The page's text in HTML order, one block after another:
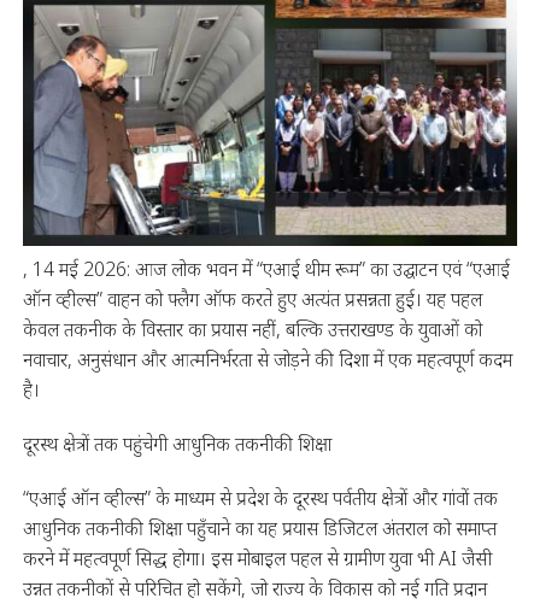
, 14 मई 2026: आज लोक भवन में “एआई थीम रूम” का उद्घाटन एवं “एआई
ऑन व्हील्स” वाहन को फ्लैग ऑफ करते हुए अत्यंत प्रसन्नता हुई। यह पहल
केवल तकनीक के विस्तार का प्रयास नहीं, बल्कि उत्तराखण्ड के युवाओं को
नवाचार, अनुसंधान और आत्मनिर्भरता से जोड़ने की दिशा में एक महत्वपूर्ण कदम
है।
दूरस्थ क्षेत्रों तक पहुंचेगी आधुनिक तकनीकी शिक्षा
“एआई ऑन व्हील्स” के माध्यम से प्रदेश के दूरस्थ पर्वतीय क्षेत्रों और गांवों तक
आधुनिक तकनीकी शिक्षा पहुँचाने का यह प्रयास डिजिटल अंतराल को समाप्त
करने में महत्वपूर्ण सिद्ध होगा। इस मोबाइल पहल से ग्रामीण युवा भी AI जैसी
उन्नत तकनीकों से परिचित हो सकेंगे, जो राज्य के विकास को नई गति प्रदान